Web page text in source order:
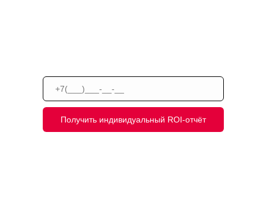
Получить индивидуальный ROI-отчёт